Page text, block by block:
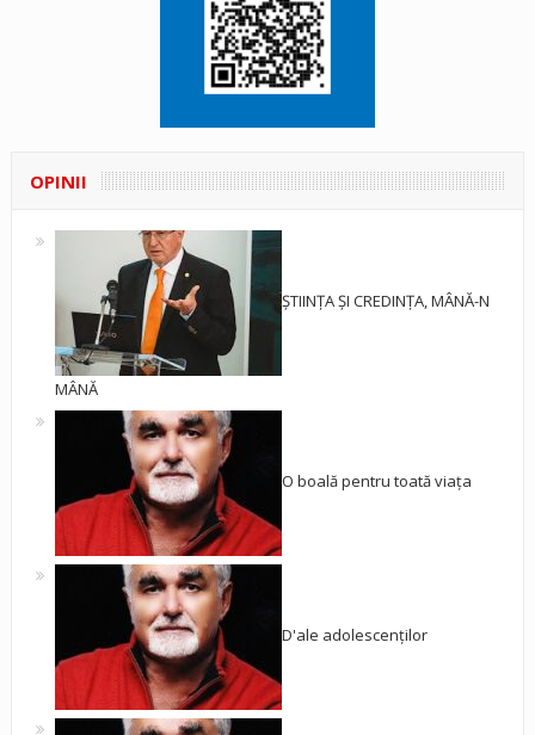
OPINII
ȘTIINȚA ȘI CREDINȚA, MÂNĂ-N
MÂNĂ
O boală pentru toată viața
D'ale adolescenților